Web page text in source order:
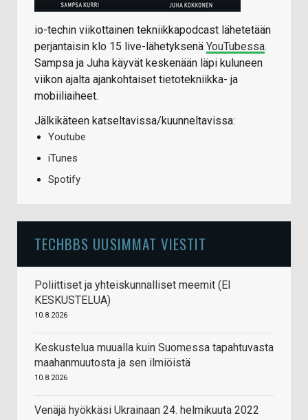
io-techin viikottainen tekniikkapodcast lähetetään
perjantaisin klo 15 live-lähetyksenä YouTubessa.
Sampsa ja Juha käyvät keskenään läpi kuluneen
viikon ajalta ajankohtaiset tietotekniikka- ja
mobiiliaiheet.
Jälkikäteen katseltavissa/kuunneltavissa:
Youtube
iTunes
Spotify
TECHBBS UUSIMMAT VIESTIT
Poliittiset ja yhteiskunnalliset meemit (EI
KESKUSTELUA)
10.8.2026
Keskustelua muualla kuin Suomessa tapahtuvasta
maahanmuutosta ja sen ilmiöistä
10.8.2026
Venäjä hyökkäsi Ukrainaan 24. helmikuuta 2022